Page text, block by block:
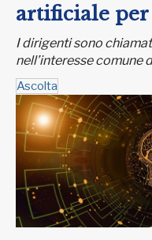
artificiale
I dirigenti sono
nell’interesse comune
Ascolta